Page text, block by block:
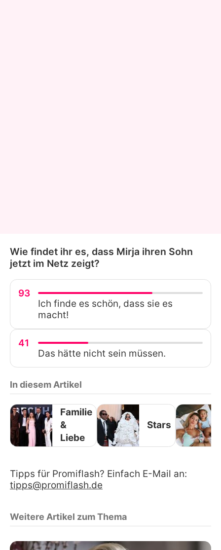
Wie findet ihr es, dass Mirja ihren Sohn
jetzt im Netz zeigt?
93
Ich finde es schön, dass sie es
macht!
41
Das hätte nicht sein müssen.
In diesem Artikel
Familie
&
Liebe
Stars
Tipps für Promiflash? Einfach E-Mail an:
tipps@promiflash.de
Weitere Artikel zum Thema